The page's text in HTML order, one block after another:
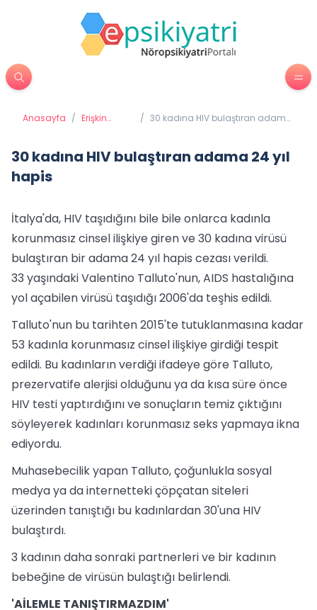
Anasayfa / Erişkin
/ 30 kadına HIV bulaştıran adama
30 kadına HIV bulaştıran adama 24 yıl
hapis
İtalya'da, HIV taşıdığını bile bile onlarca kadınla
korunmasız cinsel ilişkiye giren ve 30 kadına virüsü
bulaştıran bir adama 24 yıl hapis cezası verildi.
33 yaşındaki Valentino Talluto'nun, AIDS hastalığına
yol açabilen virüsü taşıdığı 2006'da teşhis edildi.
Talluto'nun bu tarihten 2015'te tutuklanmasına kadar
53 kadınla korunmasız cinsel ilişkiye girdiği tespit
edildi. Bu kadınların verdiği ifadeye göre Talluto,
prezervatife alerjisi olduğunu ya da kısa süre önce
HIV testi yaptırdığını ve sonuçların temiz çıktığını
söyleyerek kadınları korunmasız seks yapmaya ikna
ediyordu.
Muhasebecilik yapan Talluto, çoğunlukla sosyal
medya ya da internetteki çöpçatan siteleri
üzerinden tanıştığı bu kadınlardan 30'una HIV
bulaştırdı.
3 kadının daha sonraki partnerleri ve bir kadının
bebeğine de virüsün bulaştığı belirlendi.
'AİLEMLE TANIŞTIRMAZDIM'